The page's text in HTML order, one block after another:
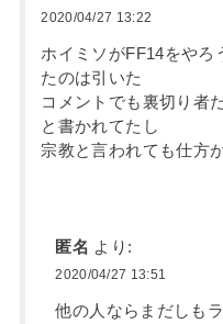
2020/04/27 13:22
ホイミソがFF14をやろ
たのは引いた
コメントでも裏切り者
と書かれてたし
宗教と言われても仕方
匿名 より:
2020/04/27 13:51
他の人ならまだしも